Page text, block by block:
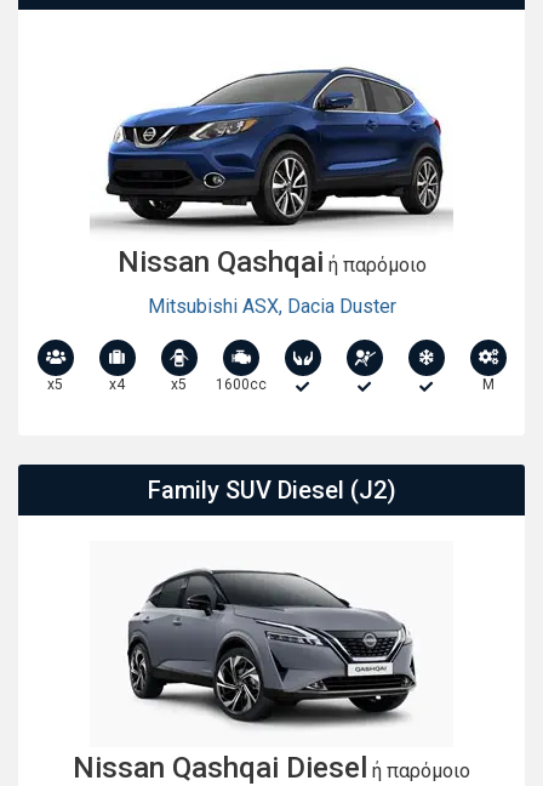
Nissan Qashqai ή παρόμοιο
Mitsubishi ASX, Dacia Duster
x5 x4 x5 1600cc M
Family SUV Diesel (J2)
Nissan Qashqai Diesel ή παρόμοιο